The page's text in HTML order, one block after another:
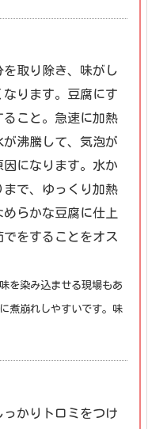
取り除き、味がし
ります。豆腐にす
こと。急速に加熱
沸騰して、気泡が
になります。水か
で、ゆっくり加熱
らかな豆腐に仕上
をすることをオス
味を染み込ませる現場もあ
煮崩れしやすいです。 味
かりトロミをつけ